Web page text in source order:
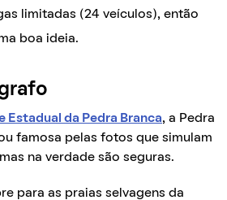
limitadas (24 veículos), então
boa ideia.
Estadual da Pedra Branca, a Pedra
famosa pelas fotos que simulam
na verdade são seguras.
para as praias selvagens da